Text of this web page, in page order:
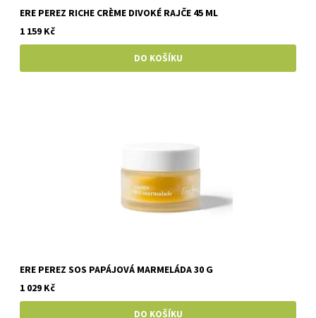
ERE PEREZ RICHE CRÈME DIVOKÉ RAJČE 45 ML
1 159 Kč
ERE PEREZ SOS PAPÁJOVÁ MARMELÁDA 30 G
1 029 Kč